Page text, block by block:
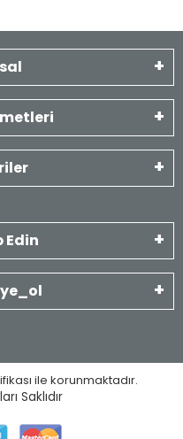
Edin
ile korunmaktadır.
Saklıdır